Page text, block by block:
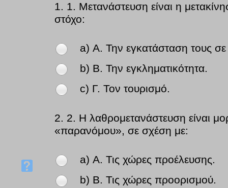
1. 1. Μετανάστευση είναι η
στόχο:
a) Α. Την εγκατάσταση τους
b) Β. Την εγκληματικότητα.
c) Γ. Τον τουρισμό.
2. 2. Η λαθρομετανάστευση είναι
«παρανόμου», σε σχέση με:
a) Α. Τις χώρες προέλευσης.
b) Β. Τις χώρες προορισμού.